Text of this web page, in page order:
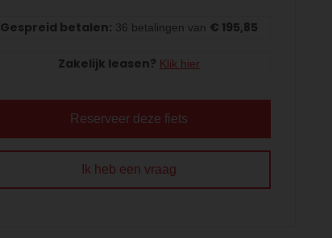
Gespreid betalen: 36 betalingen van € 195,85
Zakelijk leasen? Klik hier
Reserveer deze fiets
Ik heb een vraag